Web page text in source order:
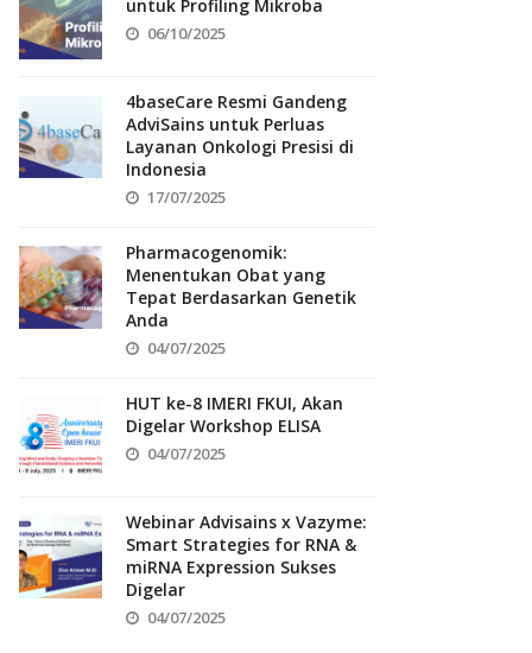
untuk Profiling Mikroba
06/10/2025
4baseCare Resmi Gandeng
AdviSains untuk Perluas
Layanan Onkologi Presisi di
Indonesia
17/07/2025
Pharmacogenomik:
Menentukan Obat yang
Tepat Berdasarkan Genetik
Anda
04/07/2025
HUT ke-8 IMERI FKUI, Akan
Digelar Workshop ELISA
04/07/2025
Webinar Advisains x Vazyme:
Smart Strategies for RNA &
miRNA Expression Sukses
Digelar
04/07/2025